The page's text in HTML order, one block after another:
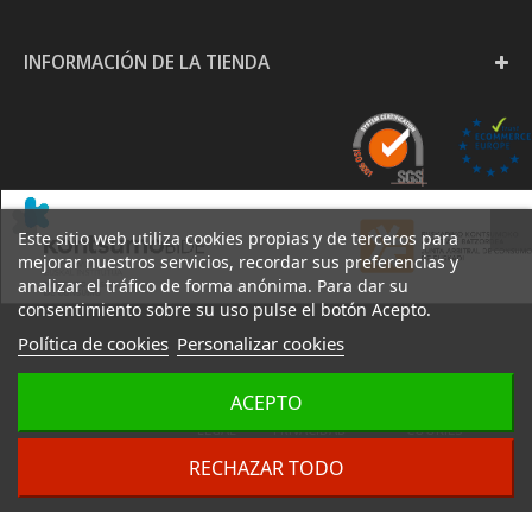
Este sitio web utiliza cookies propias y de terceros para
mejorar nuestros servicios, recordar sus preferencias y
analizar el tráfico de forma anónima. Para dar su
consentimiento sobre su uso pulse el botón Acepto.
Política de cookies Personalizar cookies
RECHAZAR TODO
ACEPTO
INFORMACIÓN DE LA TIENDA
DESARROLLO:IZARNET
AVISO
LEGAL
POLÍTICA DE
PRIVACIDAD
COOKIES